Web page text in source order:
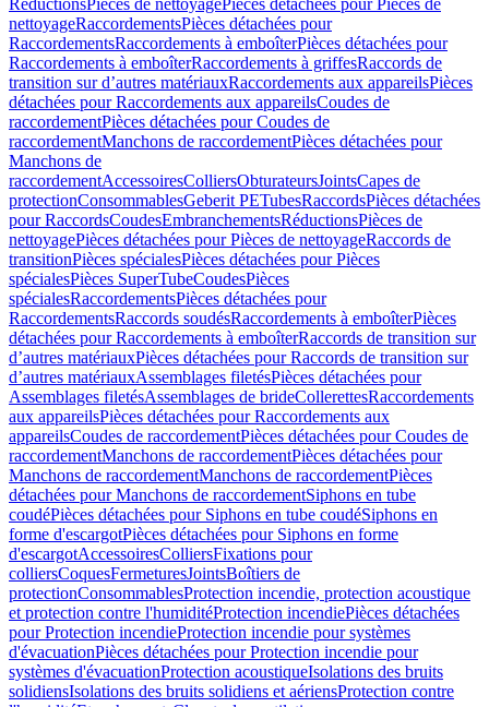
RéductionsPièces de nettoyagePièces détachées pour Pièces de
nettoyageRaccordementsPièces détachées pour
RaccordementsRaccordements à emboîterPièces détachées pour
Raccordements à emboîterRaccordements à griffesRaccords de
transition sur d’autres matériauxRaccordements aux appareilsPièces
détachées pour Raccordements aux appareilsCoudes de
raccordementPièces détachées pour Coudes de
raccordementManchons de raccordementPièces détachées pour
Manchons de
raccordementAccessoiresColliersObturateursJointsCapes de
protectionConsommablesGeberit PETubesRaccordsPièces détachées
pour RaccordsCoudesEmbranchementsRéductionsPièces de
nettoyagePièces détachées pour Pièces de nettoyageRaccords de
transitionPièces spécialesPièces détachées pour Pièces
spécialesPièces SuperTubeCoudesPièces
spécialesRaccordementsPièces détachées pour
RaccordementsRaccords soudésRaccordements à emboîterPièces
détachées pour Raccordements à emboîterRaccords de transition sur
d’autres matériauxPièces détachées pour Raccords de transition sur
d’autres matériauxAssemblages filetésPièces détachées pour
Assemblages filetésAssemblages de brideCollerettesRaccordements
aux appareilsPièces détachées pour Raccordements aux
appareilsCoudes de raccordementPièces détachées pour Coudes de
raccordementManchons de raccordementPièces détachées pour
Manchons de raccordementManchons de raccordementPièces
détachées pour Manchons de raccordementSiphons en tube
coudéPièces détachées pour Siphons en tube coudéSiphons en
forme d'escargotPièces détachées pour Siphons en forme
d'escargotAccessoiresColliersFixations pour
colliersCoquesFermeturesJointsBoîtiers de
protectionConsommablesProtection incendie, protection acoustique
et protection contre l'humiditéProtection incendiePièces détachées
pour Protection incendieProtection incendie pour systèmes
d'évacuationPièces détachées pour Protection incendie pour
systèmes d'évacuationProtection acoustiqueIsolations des bruits
solidiensIsolations des bruits solidiens et aériensProtection contre